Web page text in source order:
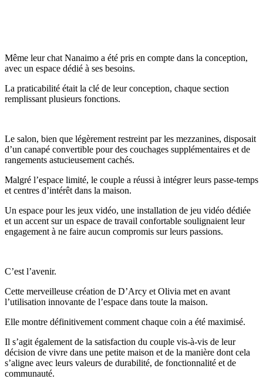
Même leur chat Nanaimo a été pris en compte dans la conception,
avec un espace dédié à ses besoins.
La praticabilité était la clé de leur conception, chaque section
remplissant plusieurs fonctions.
Le salon, bien que légèrement restreint par les mezzanines, disposait
d’un canapé convertible pour des couchages supplémentaires et de
rangements astucieusement cachés.
Malgré l’espace limité, le couple a réussi à intégrer leurs passe-temps
et centres d’intérêt dans la maison.
Un espace pour les jeux vidéo, une installation de jeu vidéo dédiée
et un accent sur un espace de travail confortable soulignaient leur
engagement à ne faire aucun compromis sur leurs passions.
C’est l’avenir.
Cette merveilleuse création de D’Arcy et Olivia met en avant
l’utilisation innovante de l’espace dans toute la maison.
Elle montre définitivement comment chaque coin a été maximisé.
Il s’agit également de la satisfaction du couple vis-à-vis de leur
décision de vivre dans une petite maison et de la manière dont cela
s’aligne avec leurs valeurs de durabilité, de fonctionnalité et de
communauté.